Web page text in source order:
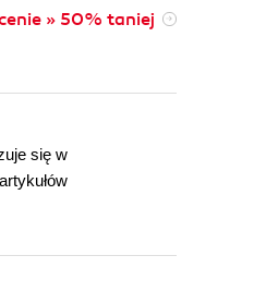
» 50% taniej
się w